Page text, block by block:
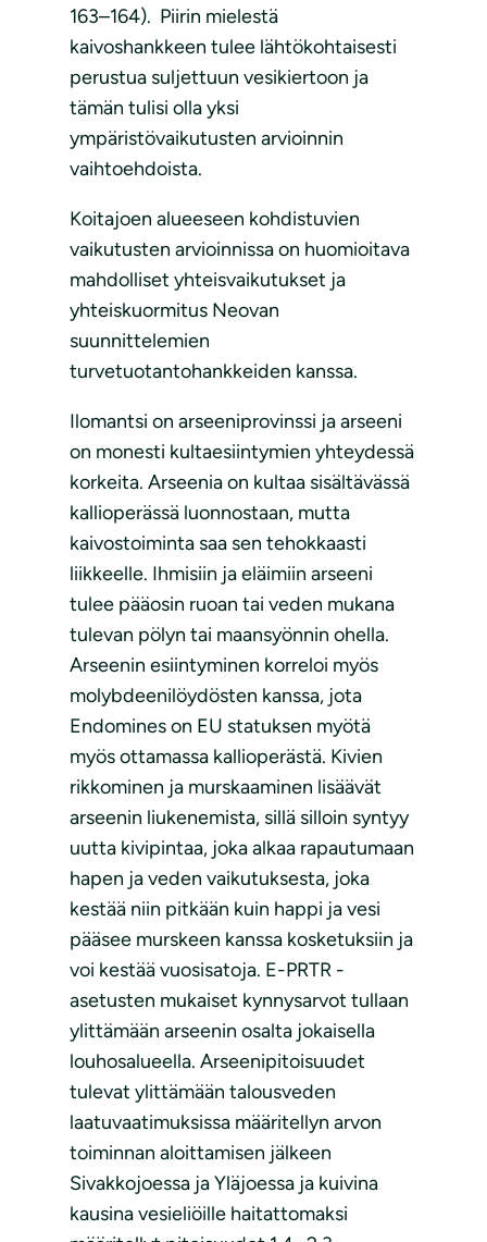
163–164). Piirin mielestä
kaivoshankkeen tulee lähtökohtaisesti
perustua suljettuun vesikiertoon ja
tämän tulisi olla yksi
ympäristövaikutusten arvioinnin
vaihtoehdoista.
Koitajoen alueeseen kohdistuvien
vaikutusten arvioinnissa on huomioitava
mahdolliset yhteisvaikutukset ja
yhteiskuormitus Neovan
suunnittelemien
turvetuotantohankkeiden kanssa.
Ilomantsi on arseeniprovinssi ja arseeni
on monesti kultaesiintymien yhteydessä
korkeita. Arseenia on kultaa sisältävässä
kallioperässä luonnostaan, mutta
kaivostoiminta saa sen tehokkaasti
liikkeelle. Ihmisiin ja eläimiin arseeni
tulee pääosin ruoan tai veden mukana
tulevan pölyn tai maansyönnin ohella.
Arseenin esiintyminen korreloi myös
molybdeenilöydösten kanssa, jota
Endomines on EU statuksen myötä
myös ottamassa kallioperästä. Kivien
rikkominen ja murskaaminen lisäävät
arseenin liukenemista, sillä silloin syntyy
uutta kivipintaa, joka alkaa rapautumaan
hapen ja veden vaikutuksesta, joka
kestää niin pitkään kuin happi ja vesi
pääsee murskeen kanssa kosketuksiin ja
voi kestää vuosisatoja. E-PRTR -
asetusten mukaiset kynnysarvot tullaan
ylittämään arseenin osalta jokaisella
louhosalueella. Arseenipitoisuudet
tulevat ylittämään talousveden
laatuvaatimuksissa määritellyn arvon
toiminnan aloittamisen jälkeen
Sivakkojoessa ja Yläjoessa ja kuivina
kausina vesieliöille haitattomaksi